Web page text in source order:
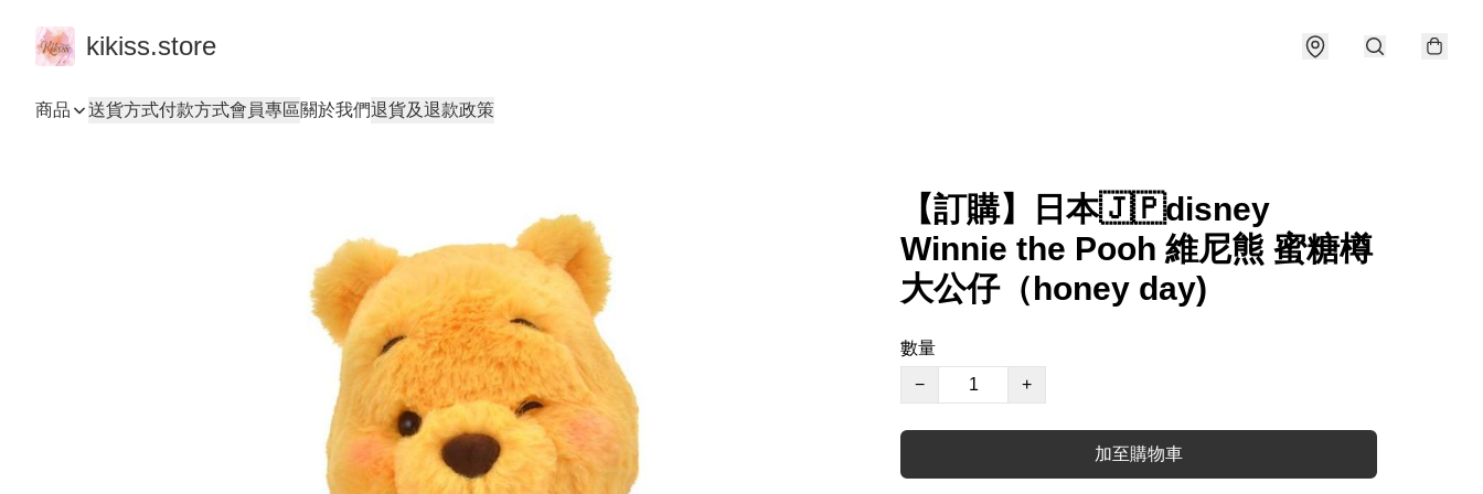
kikiss.store
商品 送貨方式付款方式會員專區關於我們退貨及退款政策
【訂購】日本🇯🇵disney
Winnie the Pooh 維尼熊 蜜糖樽
大公仔（honey day)
數量
−
+
加至購物車